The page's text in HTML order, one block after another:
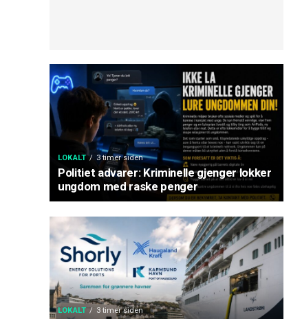
LOKALT 3 timer siden
Politiet advarer: Kriminelle gjenger lokker
ungdom med raske penger
LOKALT 3 timer siden